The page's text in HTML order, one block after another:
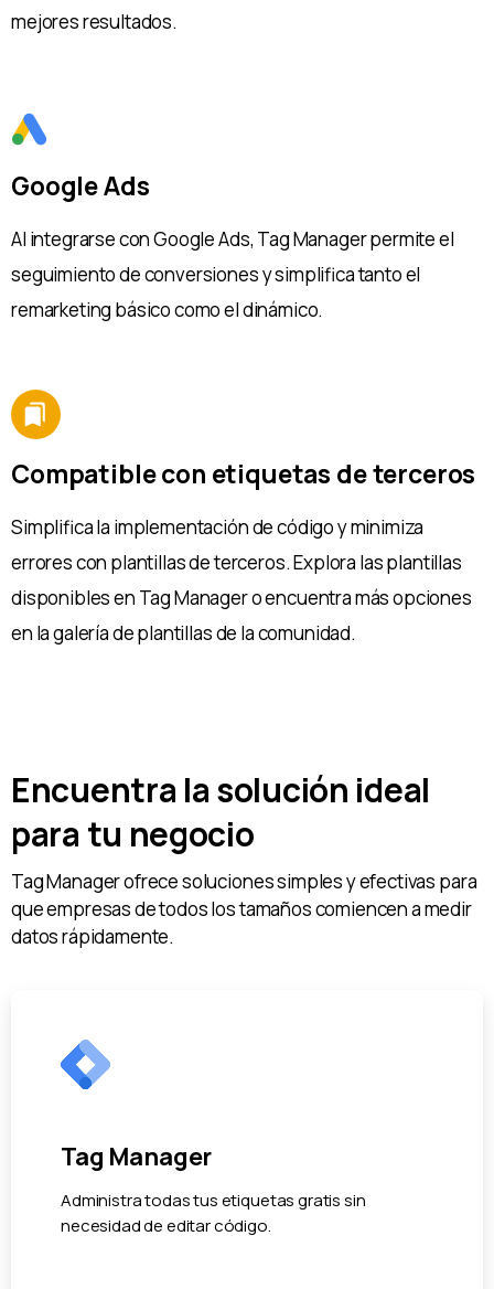
mejores resultados.
Google Ads
Al integrarse con Google Ads, Tag Manager permite el
seguimiento de conversiones y simplifica tanto el
remarketing básico como el dinámico.
Compatible con etiquetas de terceros
Simplifica la implementación de código y minimiza
errores con plantillas de terceros. Explora las plantillas
disponibles en Tag Manager o encuentra más opciones
en la galería de plantillas de la comunidad.
Encuentra la solución ideal
para tu negocio
Tag Manager ofrece soluciones simples y efectivas para
que empresas de todos los tamaños comiencen a medir
datos rápidamente.
Tag Manager
Administra todas tus etiquetas gratis sin
necesidad de editar código.